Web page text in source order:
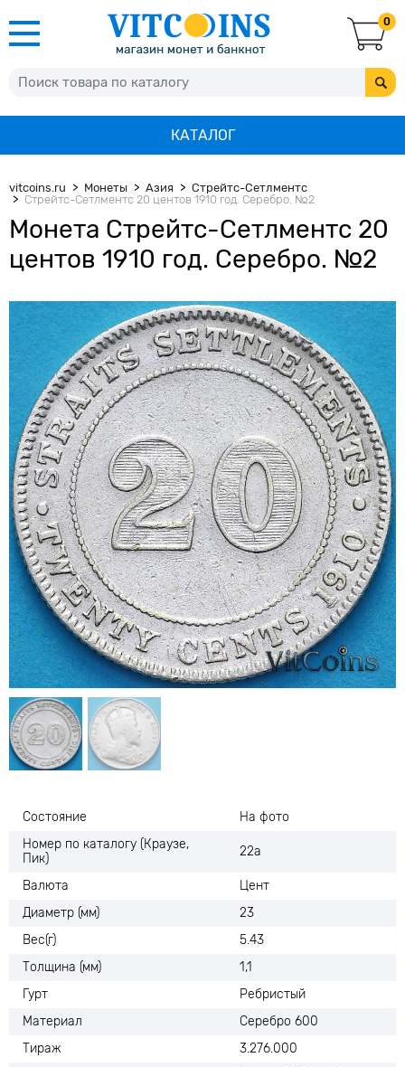
0
КАТАЛОГ
vitcoins.ru Монеты Азия
Стрейтс-Сетлментс
Стрейтс-Сетлментс 20 центов 1910 год. Серебро. №2
Монета Стрейтс-Сетлментс 20
центов 1910 год. Серебро. №2
Состояние
На фото
Номер по каталогу (Краузе,
Пик)
22а
Валюта
Цент
Диаметр (мм)
23
Вес(г)
5.43
Толщина (мм)
1,1
Гурт
Ребристый
Материал
Серебро 600
Тираж
3.276.000